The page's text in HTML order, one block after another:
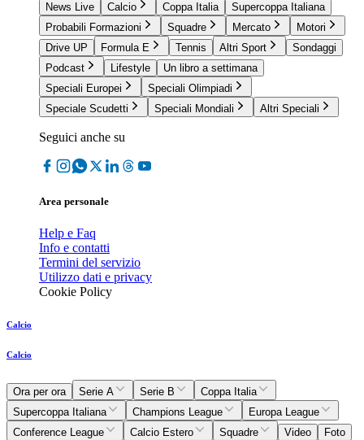
News Live
Calcio Coppa Italia
Supercoppa Italiana
Probabili Formazioni
Squadre Mercato
Motori
Drive UP
Formula E Tennis Altri Sport
Sondaggi
Podcast
Lifestyle
Un libro a settimana
Speciali Europei
Speciali Olimpiadi
Speciale Scudetti
Speciali Mondiali Altri Speciali
Seguici anche su
Area personale
Help e Faq
Info e contatti
Termini del servizio
Utilizzo dati e privacy
Cookie Policy
Calcio
Calcio
Ora per ora Serie A Serie B
Coppa Italia
Supercoppa Italiana
Champions League
Europa League
Conference League
Calcio Estero Squadre Video
Foto